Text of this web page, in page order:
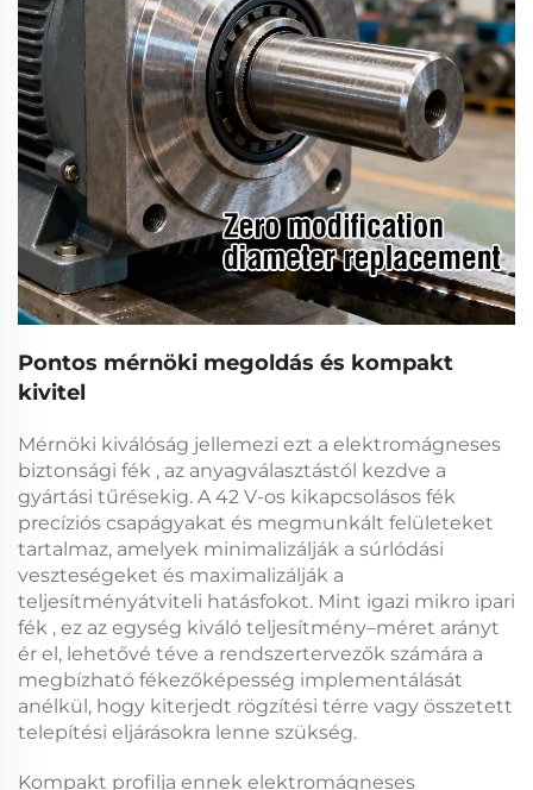
Pontos mérnöki megoldás és kompakt
kivitel
Mérnöki kiválóság jellemezi ezt a elektromágneses
biztonsági fék , az anyagválasztástól kezdve a
gyártási tűrésekig. A 42 V-os kikapcsolásos fék
precíziós csapágyakat és megmunkált felületeket
tartalmaz, amelyek minimalizálják a súrlódási
veszteségeket és maximalizálják a
teljesítményátviteli hatásfokot. Mint igazi mikro ipari
fék , ez az egység kiváló teljesítmény–méret arányt
ér el, lehetővé téve a rendszertervezők számára a
megbízható fékezőképesség implementálását
anélkül, hogy kiterjedt rögzítési térre vagy összetett
telepítési eljárásokra lenne szükség.
Kompakt profilja ennek elektromágneses